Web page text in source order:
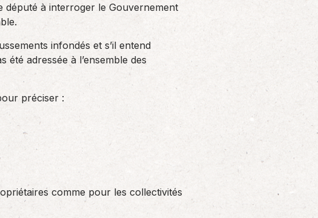
député à interroger le Gouvernement
infondés et s’il entend
adressée à l’ensemble des
préciser :
comme pour les collectivités